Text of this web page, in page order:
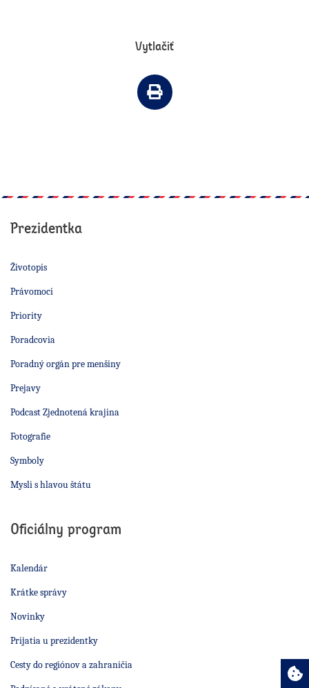
Vytlačiť
Vytlačiť článok
Prezidentka
Životopis
Právomoci
Priority
Poradcovia
Poradný orgán pre menšiny
Prejavy
Podcast Zjednotená krajina
Fotografie
Symboly
Mysli s hlavou štátu
Oficiálny program
Kalendár
Krátke správy
Novinky
Prijatia u prezidentky
Cesty do regiónov a zahraničia